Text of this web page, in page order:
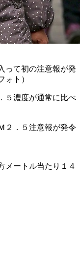
って初の注意報が発
ォト）
５濃度が通常に比べ
２．５注意報が発令
メートル当たり１４